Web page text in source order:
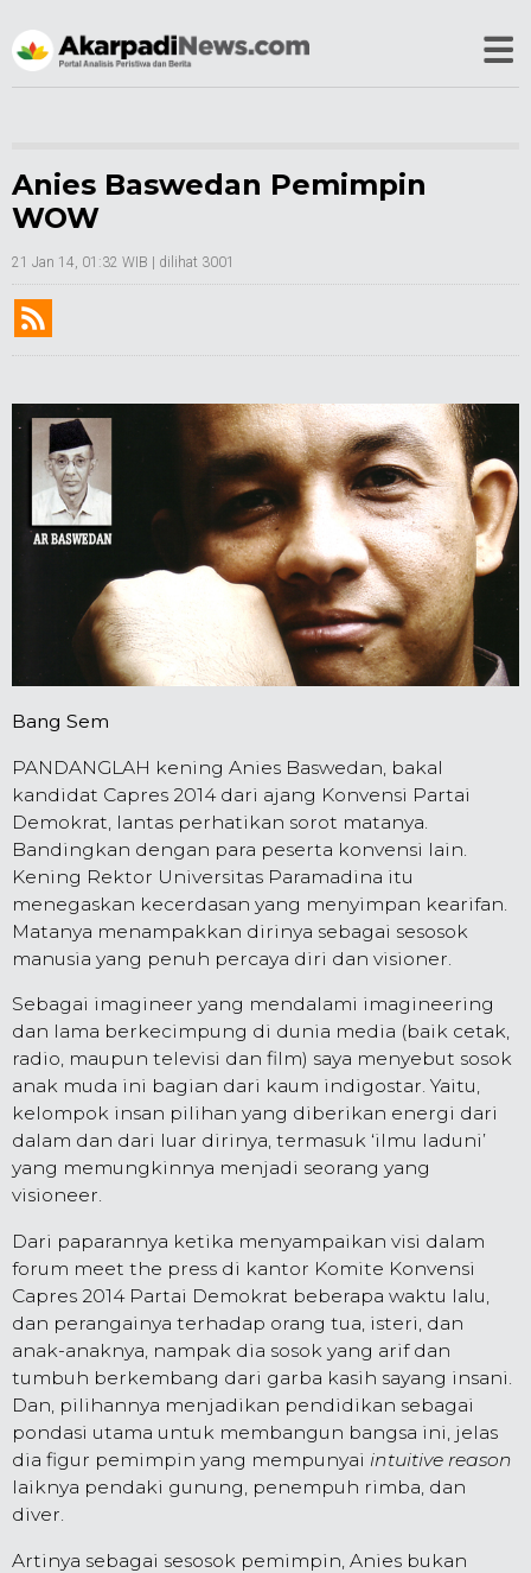
Anies Baswedan Pemimpin
WOW
21 Jan 14, 01:32 WIB | dilihat 3001
Bang Sem
PANDANGLAH kening Anies Baswedan, bakal
kandidat Capres 2014 dari ajang Konvensi Partai
Demokrat, lantas perhatikan sorot matanya.
Bandingkan dengan para peserta konvensi lain.
Kening Rektor Universitas Paramadina itu
menegaskan kecerdasan yang menyimpan kearifan.
Matanya menampakkan dirinya sebagai sesosok
manusia yang penuh percaya diri dan visioner.
Sebagai imagineer yang mendalami imagineering
dan lama berkecimpung di dunia media (baik cetak,
radio, maupun televisi dan film) saya menyebut sosok
anak muda ini bagian dari kaum indigostar. Yaitu,
kelompok insan pilihan yang diberikan energi dari
dalam dan dari luar dirinya, termasuk ‘ilmu laduni’
yang memungkinnya menjadi seorang yang
visioneer.
Dari paparannya ketika menyampaikan visi dalam
forum meet the press di kantor Komite Konvensi
Capres 2014 Partai Demokrat beberapa waktu lalu,
dan perangainya terhadap orang tua, isteri, dan
anak-anaknya, nampak dia sosok yang arif dan
tumbuh berkembang dari garba kasih sayang insani.
Dan, pilihannya menjadikan pendidikan sebagai
pondasi utama untuk membangun bangsa ini, jelas
dia figur pemimpin yang mempunyai intuitive reason
laiknya pendaki gunung, penempuh rimba, dan
diver.
Artinya sebagai sesosok pemimpin, Anies bukan